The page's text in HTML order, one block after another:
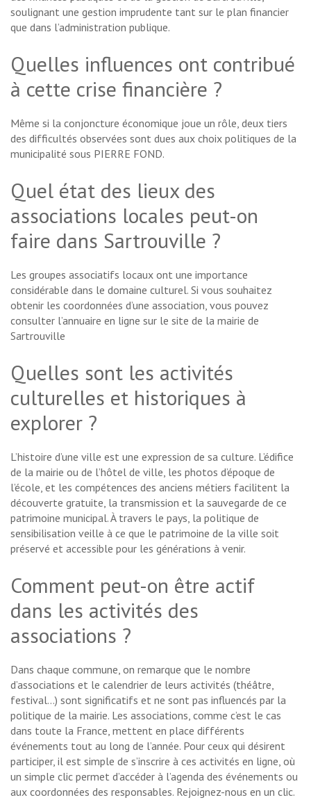
soulignant une gestion imprudente tant sur le plan financier
que dans l’administration publique.
Quelles influences ont contribué
à cette crise financière ?
Même si la conjoncture économique joue un rôle, deux tiers
des difficultés observées sont dues aux choix politiques de la
municipalité sous PIERRE FOND.
Quel état des lieux des
associations locales peut-on
faire dans Sartrouville ?
Les groupes associatifs locaux ont une importance
considérable dans le domaine culturel. Si vous souhaitez
obtenir les coordonnées d’une association, vous pouvez
consulter l’annuaire en ligne sur le site de la mairie de
Sartrouville
Quelles sont les activités
culturelles et historiques à
explorer ?
L’histoire d’une ville est une expression de sa culture. L’édifice
de la mairie ou de l’hôtel de ville, les photos d’époque de
l’école, et les compétences des anciens métiers facilitent la
découverte gratuite, la transmission et la sauvegarde de ce
patrimoine municipal. À travers le pays, la politique de
sensibilisation veille à ce que le patrimoine de la ville soit
préservé et accessible pour les générations à venir.
Comment peut-on être actif
dans les activités des
associations ?
Dans chaque commune, on remarque que le nombre
d’associations et le calendrier de leurs activités (théâtre,
festival…) sont significatifs et ne sont pas influencés par la
politique de la mairie. Les associations, comme c’est le cas
dans toute la France, mettent en place différents
événements tout au long de l’année. Pour ceux qui désirent
participer, il est simple de s’inscrire à ces activités en ligne, où
un simple clic permet d’accéder à l’agenda des événements ou
aux coordonnées des responsables. Rejoignez-nous en un clic.